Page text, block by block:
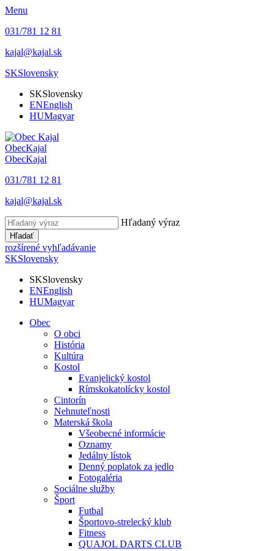
Menu
031/781 12 81
kajal@kajal.sk
SKSlovensky
SKSlovensky
ENEnglish
HUMagyar
ObecKajal
ObecKajal
031/781 12 81
kajal@kajal.sk
Hľadaný výraz
Hľadať
rozšírené vyhľadávanie
SKSlovensky
SKSlovensky
ENEnglish
HUMagyar
Obec
O obci
História
Kultúra
Kostol
Evanjelický kostol
Rímskokatolícky kostol
Cintorín
Nehnuteľnosti
Materská škola
Všeobecné informácie
Oznamy
Jedálny lístok
Denný poplatok za jedlo
Fotogaléria
Sociálne služby
Šport
Futbal
Športovo-strelecký klub
Fitness
QUAJOL DARTS CLUB